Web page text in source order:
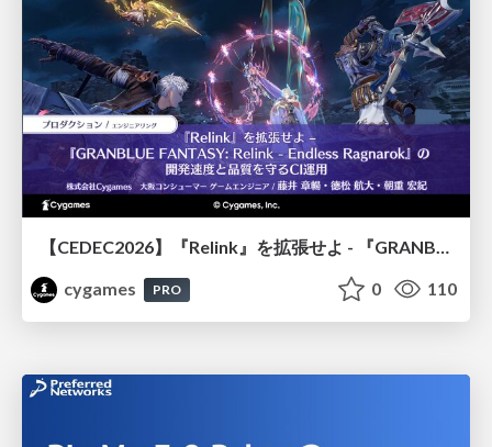
【CEDEC2026】『Relink』を拡張せよ - 『GRANBLUE FANTASY: Relink - Endless Ragnarok』の開発速度と品質を守るCI運用
cygames
PRO 0 110